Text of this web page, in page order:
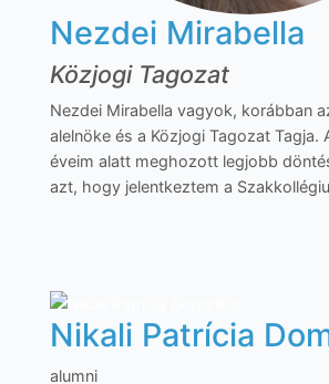
Nezdei Mirabella
Közjogi Tagozat
Nezdei Mirabella vagyok, korábban
alelnöke és a Közjogi Tagozat Tagja.
éveim alatt meghozott legjobb
azt, hogy jelentkeztem a
Nikali Patrícia
alumni